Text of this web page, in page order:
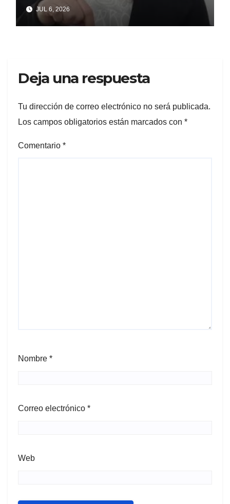
concejal libertaria no quiere
soltar al «ESTADO»
JUL 6, 2026
Deja una respuesta
Tu dirección de correo electrónico no será publicada.
Los campos obligatorios están marcados con *
Comentario *
Nombre *
Correo electrónico *
Web